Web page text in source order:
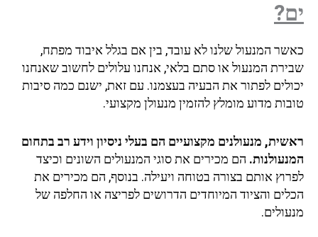
ים?
כאשר המנעול שלנו לא עובד, בין אם בגלל איבוד מפתח,
שבירת המנעול או סתם בלאי, אנחנו עלולים לחשוב שאנחנו
יכולים לפתור את הבעיה בעצמנו. עם זאת, ישנם כמה סיבות
טובות מדוע מומלץ להזמין מנעולן מקצועי.
ראשית, מנעולנים מקצועיים הם בעלי ניסיון וידע רב בתחום
המנעולנות. הם מכירים את סוגי המנעולים השונים וכיצד
לפרוץ אותם בצורה בטוחה ויעילה. בנוסף, הם מכירים את
הכלים והציוד המיוחדים הדרושים לפריצה או החלפה של
מנעולים.